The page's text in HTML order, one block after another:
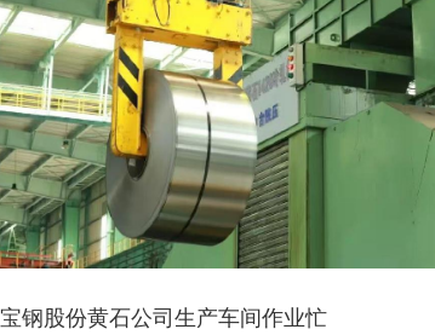
宝钢股份黄石公司生产车间作业忙